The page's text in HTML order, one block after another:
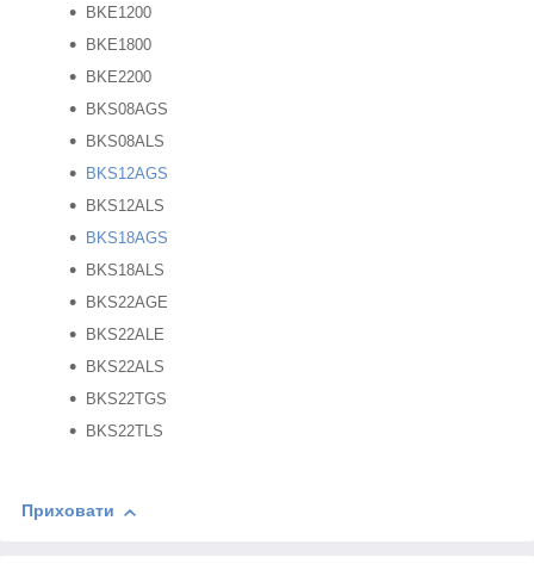
BKE1200
BKE1800
BKE2200
BKS08AGS
BKS08ALS
BKS12AGS
BKS12ALS
BKS18AGS
BKS18ALS
BKS22AGE
BKS22ALE
BKS22ALS
BKS22TGS
BKS22TLS
Приховати